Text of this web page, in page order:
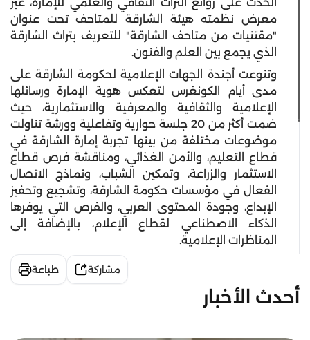
معرض نظمته هيئة الشارقة للمتاحف تحت عنوان
"مقتنيات من متاحف الشارقة" للتعريف بتراث الشارقة
الذي يجمع بين العلم والفنون.
وتنوعت أجندة الجهات الإعلامية لحكومة الشارقة على
مدى أيام الكونغرس لتعكس هوية الإمارة ورسائلها
الإعلامية والثقافية والمعرفية والاستثمارية، حيث
ضمت أكثر من 20 جلسة حوارية وتفاعلية وورشة تناولت
موضوعات مختلفة من بينها تجربة إمارة الشارقة في
قطاع التعليم، والأمن الغذائي، ومناقشة فرص قطاع
الاستثمار والزراعة، وتمكين الشباب، ونماذج الاتصال
الفعال في مؤسسات حكومة الشارقة، وتشجيع وتحفيز
الإبداع، وجودة المحتوى العربي، والفرص التي يوفرها
الذكاء الاصطناعي لقطاع الإعلام، بالإضافة إلى
المناظرات الإعلامية.
مشاركة طباعة
أحدث الأخبار